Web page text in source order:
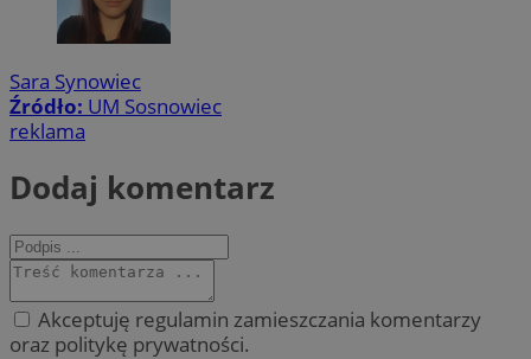
Sara Synowiec
Źródło: UM Sosnowiec
reklama
Dodaj komentarz
Akceptuję regulamin zamieszczania komentarzy
oraz politykę prywatności.